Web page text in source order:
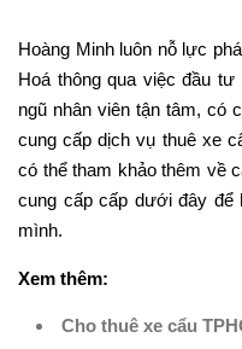
Hoàng Minh luôn nỗ lực
Hoá thông qua việc đầu
ngũ nhân viên tận tâm, có
cung cấp dịch vụ thuê xe
có thể tham khảo thêm về
cung cấp cấp dưới đây
mình.
Xem thêm:
Cho thuê xe cẩu